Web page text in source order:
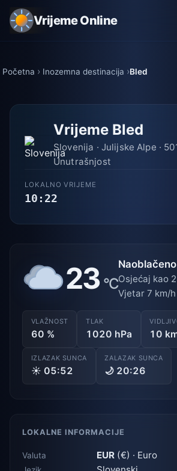
Vrijeme Online
Početna Inozemna destinacija Bled
Vrijeme Bled
Slovenija · Julijske Alpe ·
Unutrašnjost
LOKALNO VRIJEME
10:22
23 °C
Naoblačeno
Osjećaj kao
Vjetar 7 km/h
VLAŽNOST
60 %
TLAK
1020 hPa 10
IZLAZAK SUNCA
☀ 05:52
ZALAZAK SUNCA
🌙 20:26
LOKALNE INFORMACIJE
Valuta EUR (€) · Euro